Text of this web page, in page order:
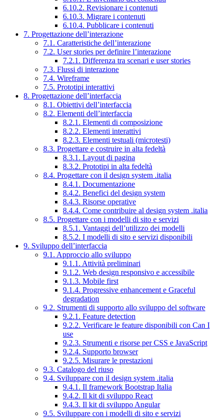
6.10.2. Revisionare i contenuti
6.10.3. Migrare i contenuti
6.10.4. Pubblicare i contenuti
7. Progettazione dell’interazione
7.1. Caratteristiche dell’interazione
7.2. User stories per definire l’interazione
7.2.1. Differenza tra scenari e user stories
7.3. Flussi di interazione
7.4. Wireframe
7.5. Prototipi interattivi
8. Progettazione dell’interfaccia
8.1. Obiettivi dell’interfaccia
8.2. Elementi dell’interfaccia
8.2.1. Elementi di composizione
8.2.2. Elementi interattivi
8.2.3. Elementi testuali (microtesti)
8.3. Progettare e costruire in alta fedeltà
8.3.1. Layout di pagina
8.3.2. Prototipi in alta fedeltà
8.4. Progettare con il design system .italia
8.4.1. Documentazione
8.4.2. Benefici del design system
8.4.3. Risorse operative
8.4.4. Come contribuire al design system .italia
8.5. Progettare con i modelli di sito e servizi
8.5.1. Vantaggi dell’utilizzo dei modelli
8.5.2. I modelli di sito e servizi disponibili
9. Sviluppo dell’interfaccia
9.1. Approccio allo sviluppo
9.1.1. Attività preliminari
9.1.2. Web design responsivo e accessibile
9.1.3. Mobile first
9.1.4. Progressive enhancement e Graceful
degradation
9.2. Strumenti di supporto allo sviluppo del software
9.2.1. Feature detection
9.2.2. Verificare le feature disponibili con Can I
use
9.2.3. Strumenti e risorse per CSS e JavaScript
9.2.4. Supporto browser
9.2.5. Misurare le prestazioni
9.3. Catalogo del riuso
9.4. Sviluppare con il design system .italia
9.4.1. Il framework Bootstrap Italia
9.4.2. Il kit di sviluppo React
9.4.3. Il kit di sviluppo Angular
9.5. Sviluppare con i modelli di sito e servizi